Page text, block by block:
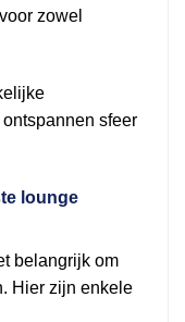
zowel
sfeer
lounge
belangrijk om
Hier zijn enkele